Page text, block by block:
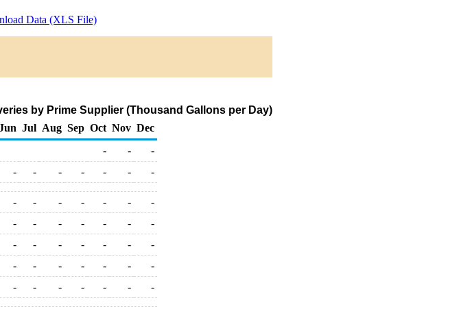
Data (XLS File)
by Prime Supplier (Thousand Gallons per Day)
Jul Aug Sep Oct Nov Dec
- -
-
- - - - - - -
- - - - - -
-
- - - - - -
-
- - - - - -
-
- - - - - -
-
- - - - - - -